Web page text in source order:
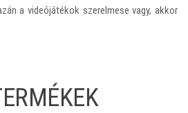
a videójátékok szerelmese vagy, akkor